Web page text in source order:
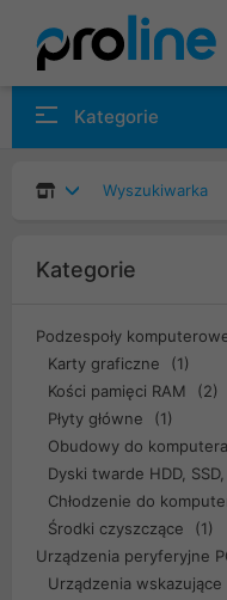
Kategorie
Wyszukiwarka
Kategorie
Podzespoły
Karty graficzne
(1)
Kości pamięci RAM
(2)
Płyty główne
(1)
Obudowy do komputera
Dyski twarde HDD,
Chłodzenie do
Środki czyszczące
(1)
Urządzenia peryferyjne
Urządzenia wskazujące